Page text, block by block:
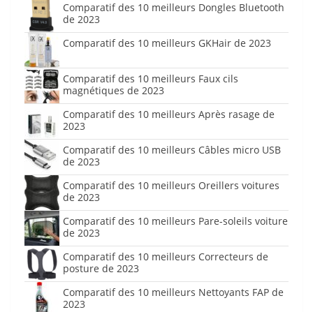
Comparatif des 10 meilleurs Dongles Bluetooth
de 2023
Comparatif des 10 meilleurs GKHair de 2023
Comparatif des 10 meilleurs Faux cils
magnétiques de 2023
Comparatif des 10 meilleurs Après rasage de
2023
Comparatif des 10 meilleurs Câbles micro USB
de 2023
Comparatif des 10 meilleurs Oreillers voitures
de 2023
Comparatif des 10 meilleurs Pare-soleils voiture
de 2023
Comparatif des 10 meilleurs Correcteurs de
posture de 2023
Comparatif des 10 meilleurs Nettoyants FAP de
2023